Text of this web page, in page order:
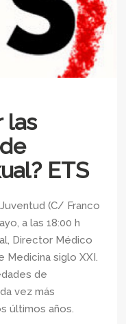
las
ETS
(C/ Franco
a las 18:00 h
Director Médico
Medicina siglo XXI.
de
vez más
últimos años.